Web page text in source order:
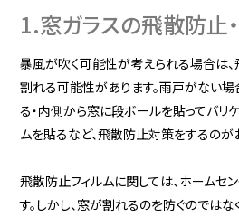
1.窓ガラスの飛散防止
暴風が吹く可能性が考えられる場合は
割れる可能性があります。雨戸がない
る・内側から窓に段ボールを貼ってバリ
ムを貼るなど、飛散防止対策をするのが
飛散防止フィルムに関しては、ホームセ
す。しかし、窓が割れるのを防ぐのでは